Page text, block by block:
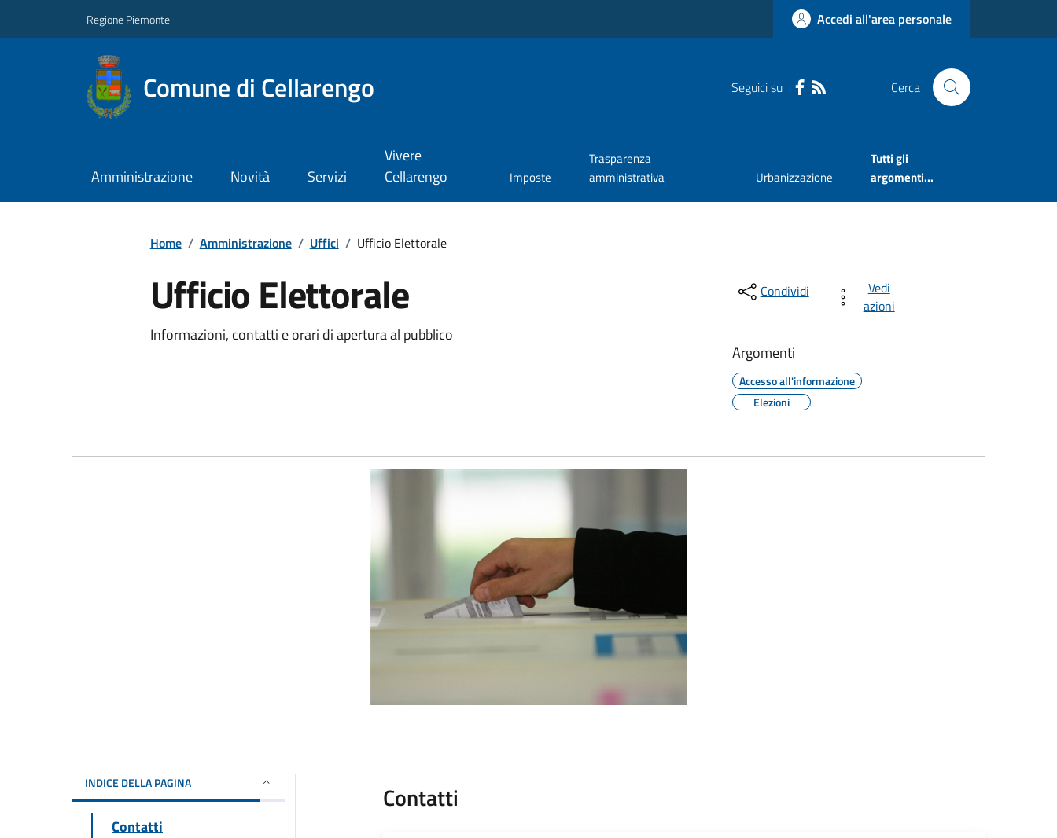
Regione Piemonte Accedi all'area personale
Comune di Cellarengo Seguici su Cerca
Amministrazione Novità Servizi
Vivere
Cellarengo
Imposte
Trasparenza
amministrativa
Urbanizzazione
Tutti gli
argomenti...
Home / Amministrazione / Uffici / Ufficio Elettorale
Ufficio Elettorale
Informazioni, contatti e orari di apertura al pubblico
Condividi
Vedi
azioni
Argomenti
Accesso all'informazione
Elezioni
INDICE DELLA PAGINA
Contatti
Contatti